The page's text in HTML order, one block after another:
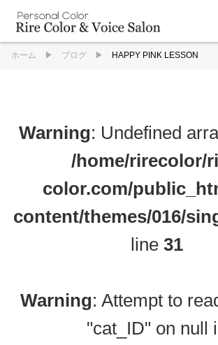
ホーム ブログ HAPPY PINK LESSON
Warning: Undefined
/home/rirecolor/
color.com/
content/themes/016/
line 31
Warning: Attempt to
"cat_ID" on null